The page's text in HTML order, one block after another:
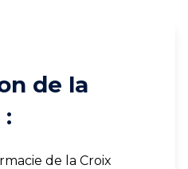
de la
de la Croix